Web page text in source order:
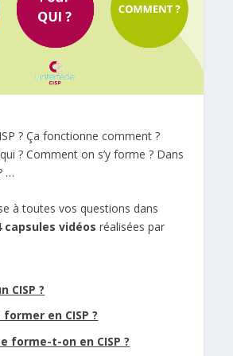
? Ça fonctionne comment ?
? Comment on s’y forme ? Dans
…
à toutes vos questions dans
capsules vidéos réalisées par
CISP ?
en CISP ?
forme-t-on en CISP ?